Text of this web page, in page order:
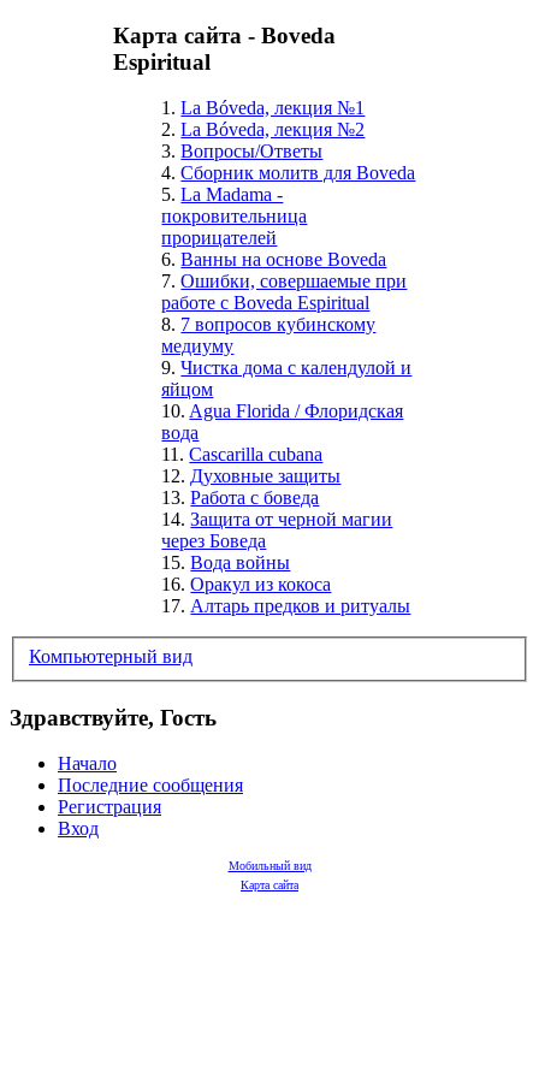
Карта сайта - Boveda
Espiritual
1.La Bóveda, лекция №1
2.La Bóveda, лекция №2
3.Вопросы/Ответы
4.Сборник молитв для Boveda
5.Lа Madamа -
покровительница
прорицателей
6.Ванны на основе Boveda
7.Ошибки, совершаемые при
работе с Boveda Espiritual
8. 7 вопросов кубинскому
медиуму
9.Чистка дома с календулой и
яйцом
10.Agua Florida / Флоридская
вода
11.Cascarilla cubana
12.Духовные защиты
13.Работа с боведа
14.Защита от черной магии
через Боведa
15.Вода войны
16.Оракул из кокоса
17.Алтарь предков и ритуалы
Компьютерный вид
Здравствуйте, Гость
Начало
Последние сообщения
Регистрация
Вход
Мобильный вид
Карта сайта